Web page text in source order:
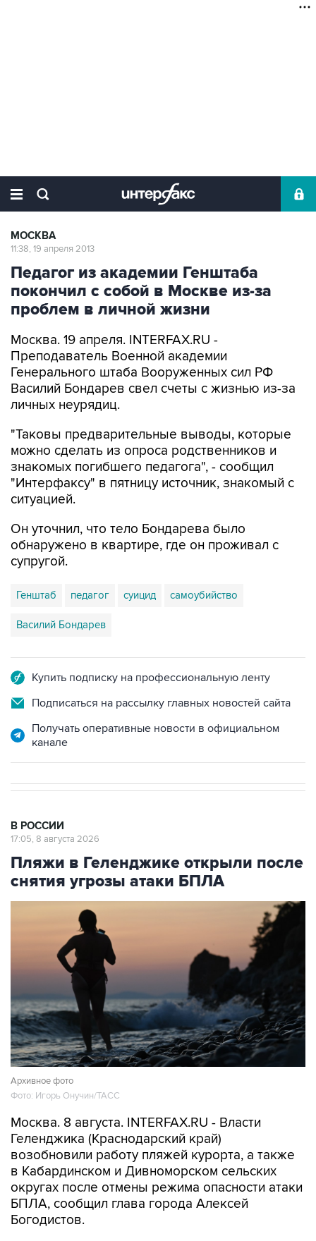
МОСКВА
11:38, 19 апреля 2013
Педагог из академии Генштаба
покончил с собой в Москве из-за
проблем в личной жизни
Москва. 19 апреля. INTERFAX.RU -
Преподаватель Военной академии
Генерального штаба Вооруженных сил РФ
Василий Бондарев свел счеты с жизнью из-за
личных неурядиц.
"Таковы предварительные выводы, которые
можно сделать из опроса родственников и
знакомых погибшего педагога", - сообщил
"Интерфаксу" в пятницу источник, знакомый с
ситуацией.
Он уточнил, что тело Бондарева было
обнаружено в квартире, где он проживал с
супругой.
Генштаб педагог суицид самоубийство
Василий Бондарев
Купить подписку на профессиональную ленту
Подписаться на рассылку главных новостей сайта
Получать оперативные новости в официальном
канале
В РОССИИ
17:05, 8 августа 2026
Пляжи в Геленджике открыли после
снятия угрозы атаки БПЛА
Архивное фото
Фото: Игорь Онучин/ТАСС
Москва. 8 августа. INTERFAX.RU - Власти
Геленджика (Краснодарский край)
возобновили работу пляжей курорта, а также
в Кабардинском и Дивноморском сельских
округах после отмены режима опасности атаки
БПЛА, сообщил глава города Алексей
Богодистов.